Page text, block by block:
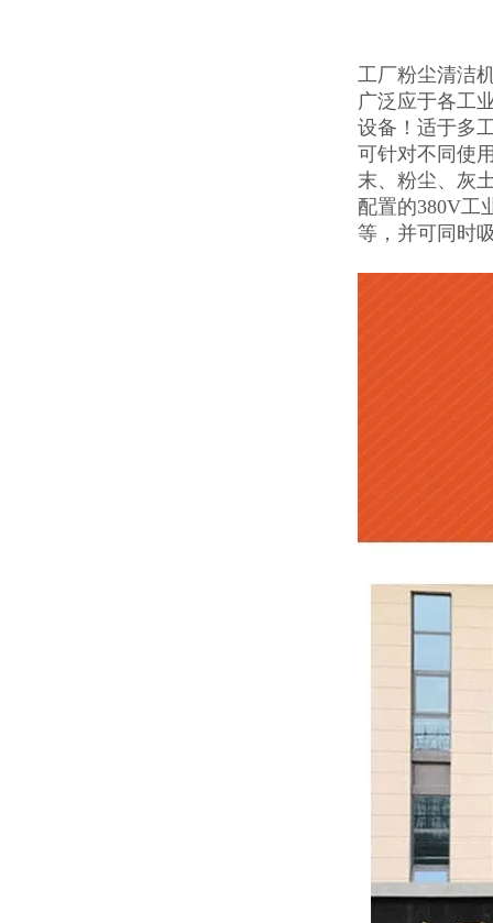
工厂粉尘清洁
广泛应于各工
设备！适于多
可针对不同使
末、粉尘、灰
配置的380V工
等，并可同时